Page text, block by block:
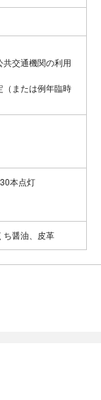
交通機関の利用
（または例年臨時
本点灯
ち醤油、皮革